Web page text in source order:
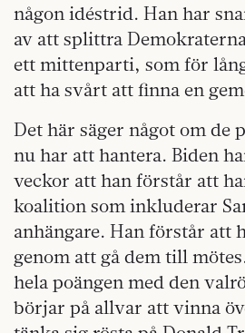
någon idéstrid. Han har
av att splittra
ett mittenparti, som för
att ha svårt att finna en
Det här säger något om de
nu har att hantera. Biden
veckor att han förstår att
koalition som inkluderar
anhängare. Han förstår att
genom att gå dem till
hela poängen med den
börjar på allvar att vinna